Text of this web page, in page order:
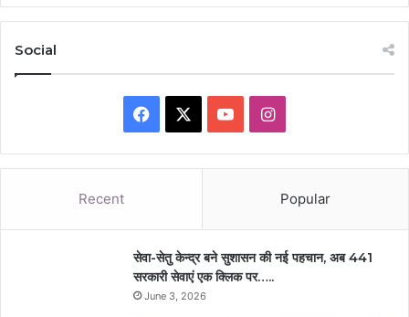
Social
Facebook YouTubeInstagram
Recent Popular
सेवा-सेतु केन्द्र बने सुशासन की नई पहचान, अब 441
सरकारी सेवाएं एक क्लिक पर…..
June 3, 2026